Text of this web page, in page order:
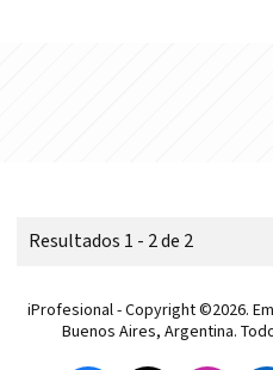
Resultados 1 - 2 de 2
iProfesional - Copyright ©2026.
Buenos Aires, Argentina.